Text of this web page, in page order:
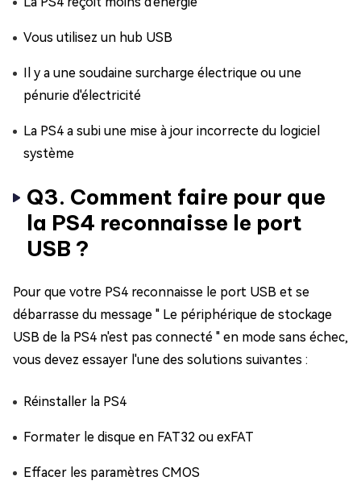
Vous utilisez un hub USB
Il y a une soudaine surcharge électrique ou une
pénurie d'électricité
La PS4 a subi une mise à jour incorrecte du logiciel
système
Q3. Comment faire pour que
la PS4 reconnaisse le port
USB ?
Pour que votre PS4 reconnaisse le port USB et se
débarrasse du message " Le périphérique de stockage
USB de la PS4 n'est pas connecté " en mode sans échec,
vous devez essayer l'une des solutions suivantes :
Réinstaller la PS4
Formater le disque en FAT32 ou exFAT
Effacer les paramètres CMOS